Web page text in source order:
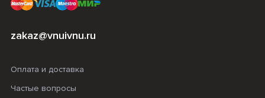
zakaz@vnuivnu.ru
Оплата и доставка
Частые вопросы